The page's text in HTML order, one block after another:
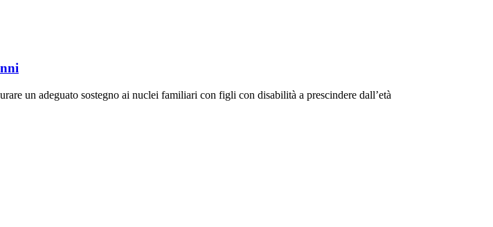
un adeguato sostegno ai nuclei familiari con figli con disabilità a prescindere dall’età